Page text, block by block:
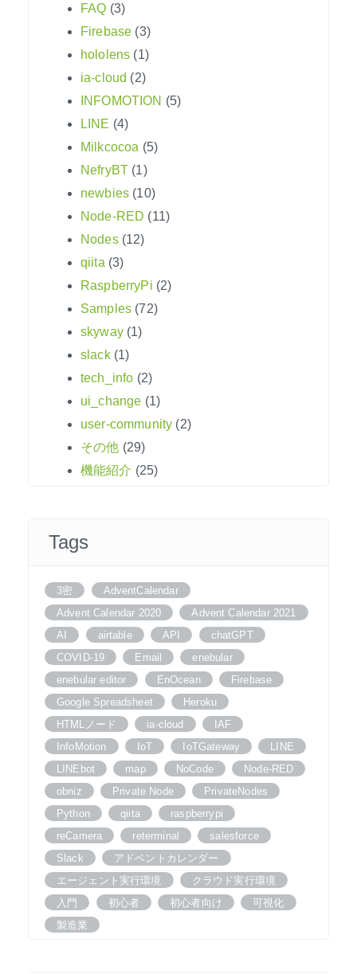
FAQ (3)
Firebase (3)
hololens (1)
ia-cloud (2)
INFOMOTION (5)
LINE (4)
Milkcocoa (5)
NefryBT (1)
newbies (10)
Node-RED (11)
Nodes(12)
qiita (3)
RaspberryPi (2)
Samples (72)
skyway(1)
slack(1)
tech_info (2)
ui_change (1)
user-community (2)
その他 (29)
機能紹介 (25)
Tags
3密
AdventCalendar
Advent Calendar 2020
Advent Calendar 2021
AI
airtable API
chatGPT
COVID-19
Email
enebular
enebular editor
EnOcean
Firebase
Google Spreadsheet
Heroku
HTMLノード
ia-cloud
IAF
InfoMotion
IoT IoTGateway
LINE
LINEbot
map NoCode
Node-RED
obniz
Private Node
PrivateNodes
Python
qiita
raspberrypi
reCamera
reterminal
salesforce
Slack
アドベントカレンダー
エージェント実行環境
クラウド実行環境
入門
初心者 初心者向け
可視化
製造業